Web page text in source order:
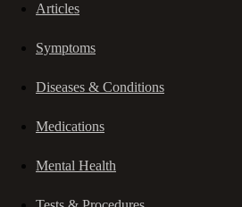
Articles
Symptoms
Diseases & Conditions
Medications
Mental Health